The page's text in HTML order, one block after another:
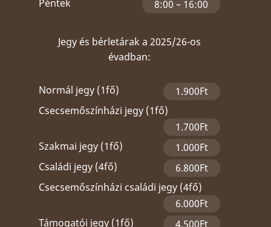
Péntek
8:00 – 16:00
Jegy és bérletárak a 2025/26-os
évadban:
Normál jegy (1fő)
1.900Ft
Csecsemőszínházi jegy (1fő)
1.700Ft
Szakmai jegy (1fő)
1.000Ft
Családi jegy (4fő)
6.800Ft
Csecsemőszínházi családi jegy (4fő)
6.000Ft
Támogatói jegy (1fő)
4.500Ft